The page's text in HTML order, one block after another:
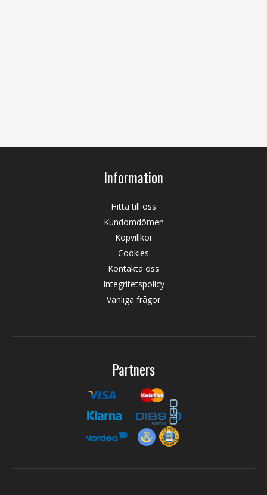
Information
Hitta till oss
Kundomdömen
Köpvillkor
Cookies
Kontakta oss
Integritetspolicy
Vanliga frågor
Partners